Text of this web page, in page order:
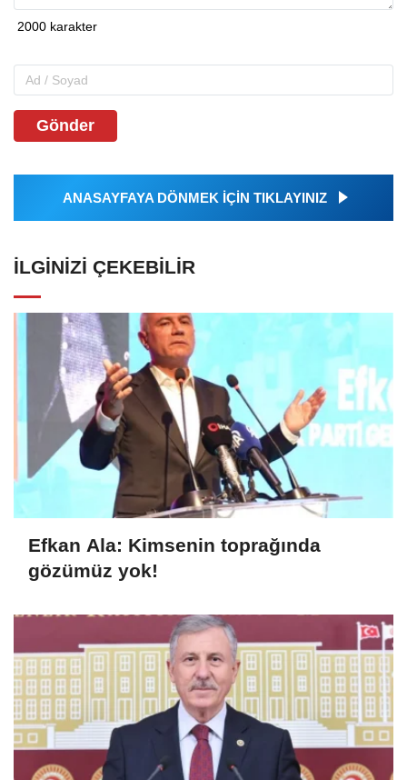
Gönder
ANASAYFAYA DÖNMEK İÇİN TIKLAYINIZ
İLGINIZI ÇEKEBILIR
Efkan Ala: Kimsenin toprağında
gözümüz yok!